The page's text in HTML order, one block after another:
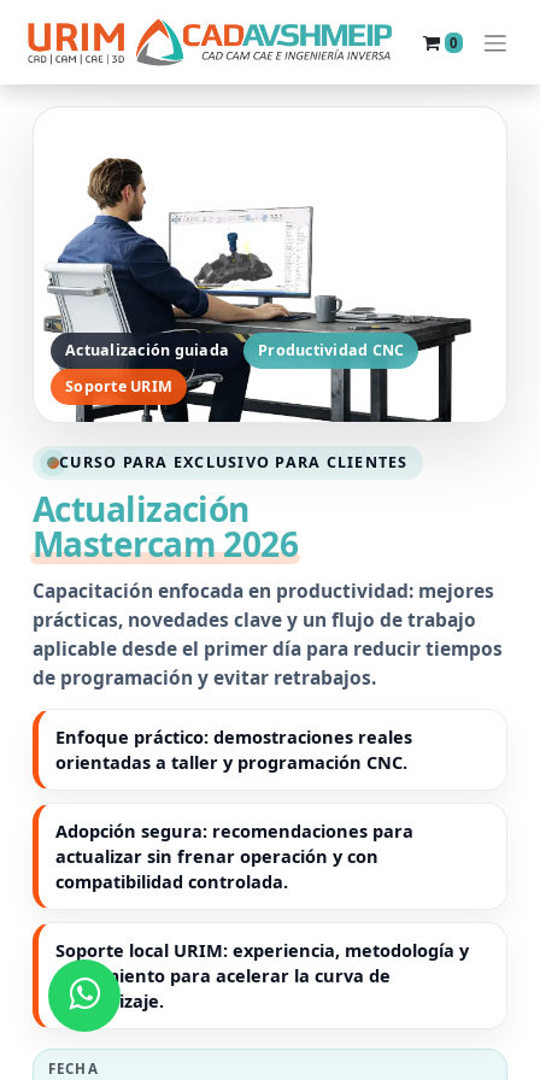
0
CURSO PARA EXCLUSIVO PARA CLIENTES
Actualización
Mastercam 2026
Capacitación enfocada en productividad: mejores
prácticas, novedades clave y un flujo de trabajo
aplicable desde el primer día para reducir tiempos
de programación y evitar retrabajos.
Enfoque práctico: demostraciones reales
orientadas a taller y programación CNC.
Adopción segura: recomendaciones para
actualizar sin frenar operación y con
compatibilidad controlada.
Soporte local URIM: experiencia, metodología y
seguimiento para acelerar la curva de
aprendizaje.
FECHA
Actualización guiada
Productividad CNC
Soporte URIM